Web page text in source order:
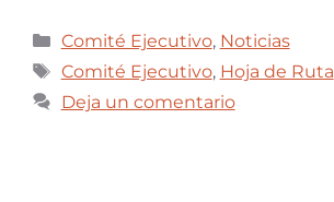
Comité Ejecutivo, Noticias
Comité Ejecutivo, Hoja de Ruta
Deja un comentario